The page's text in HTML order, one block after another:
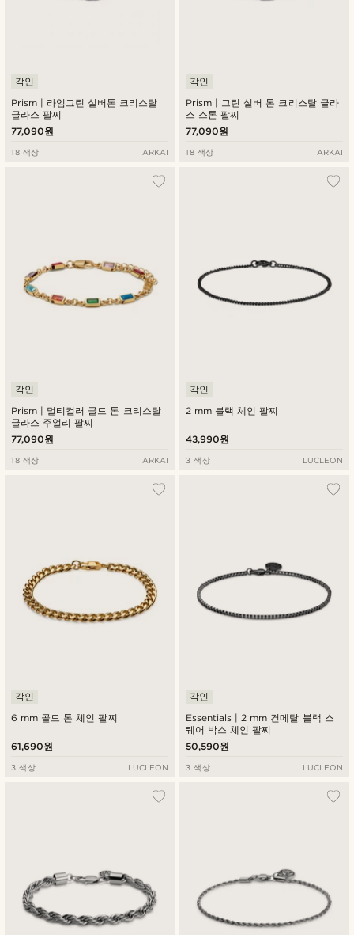
Prism | 라임그린 실버톤 크리스탈
글라스 팔찌
각인
77,090원
18 색상 ARKAI
Prism | 그린 실버 톤 크리스탈 글라
스 스톤 팔찌
각인
77,090원
18 색상 ARKAI
Prism | 멀티컬러 골드 톤 크리스탈
글라스 주얼리 팔찌
각인
77,090원
18 색상 ARKAI
2 mm 블랙 체인 팔찌
각인
43,990원
3 색상 LUCLEON
6 mm 골드 톤 체인 팔찌
각인
61,690원
3 색상 LUCLEON
Essentials | 2 mm 건메탈 블랙 스
퀘어 박스 체인 팔찌
각인
50,590원
3 색상 LUCLEON